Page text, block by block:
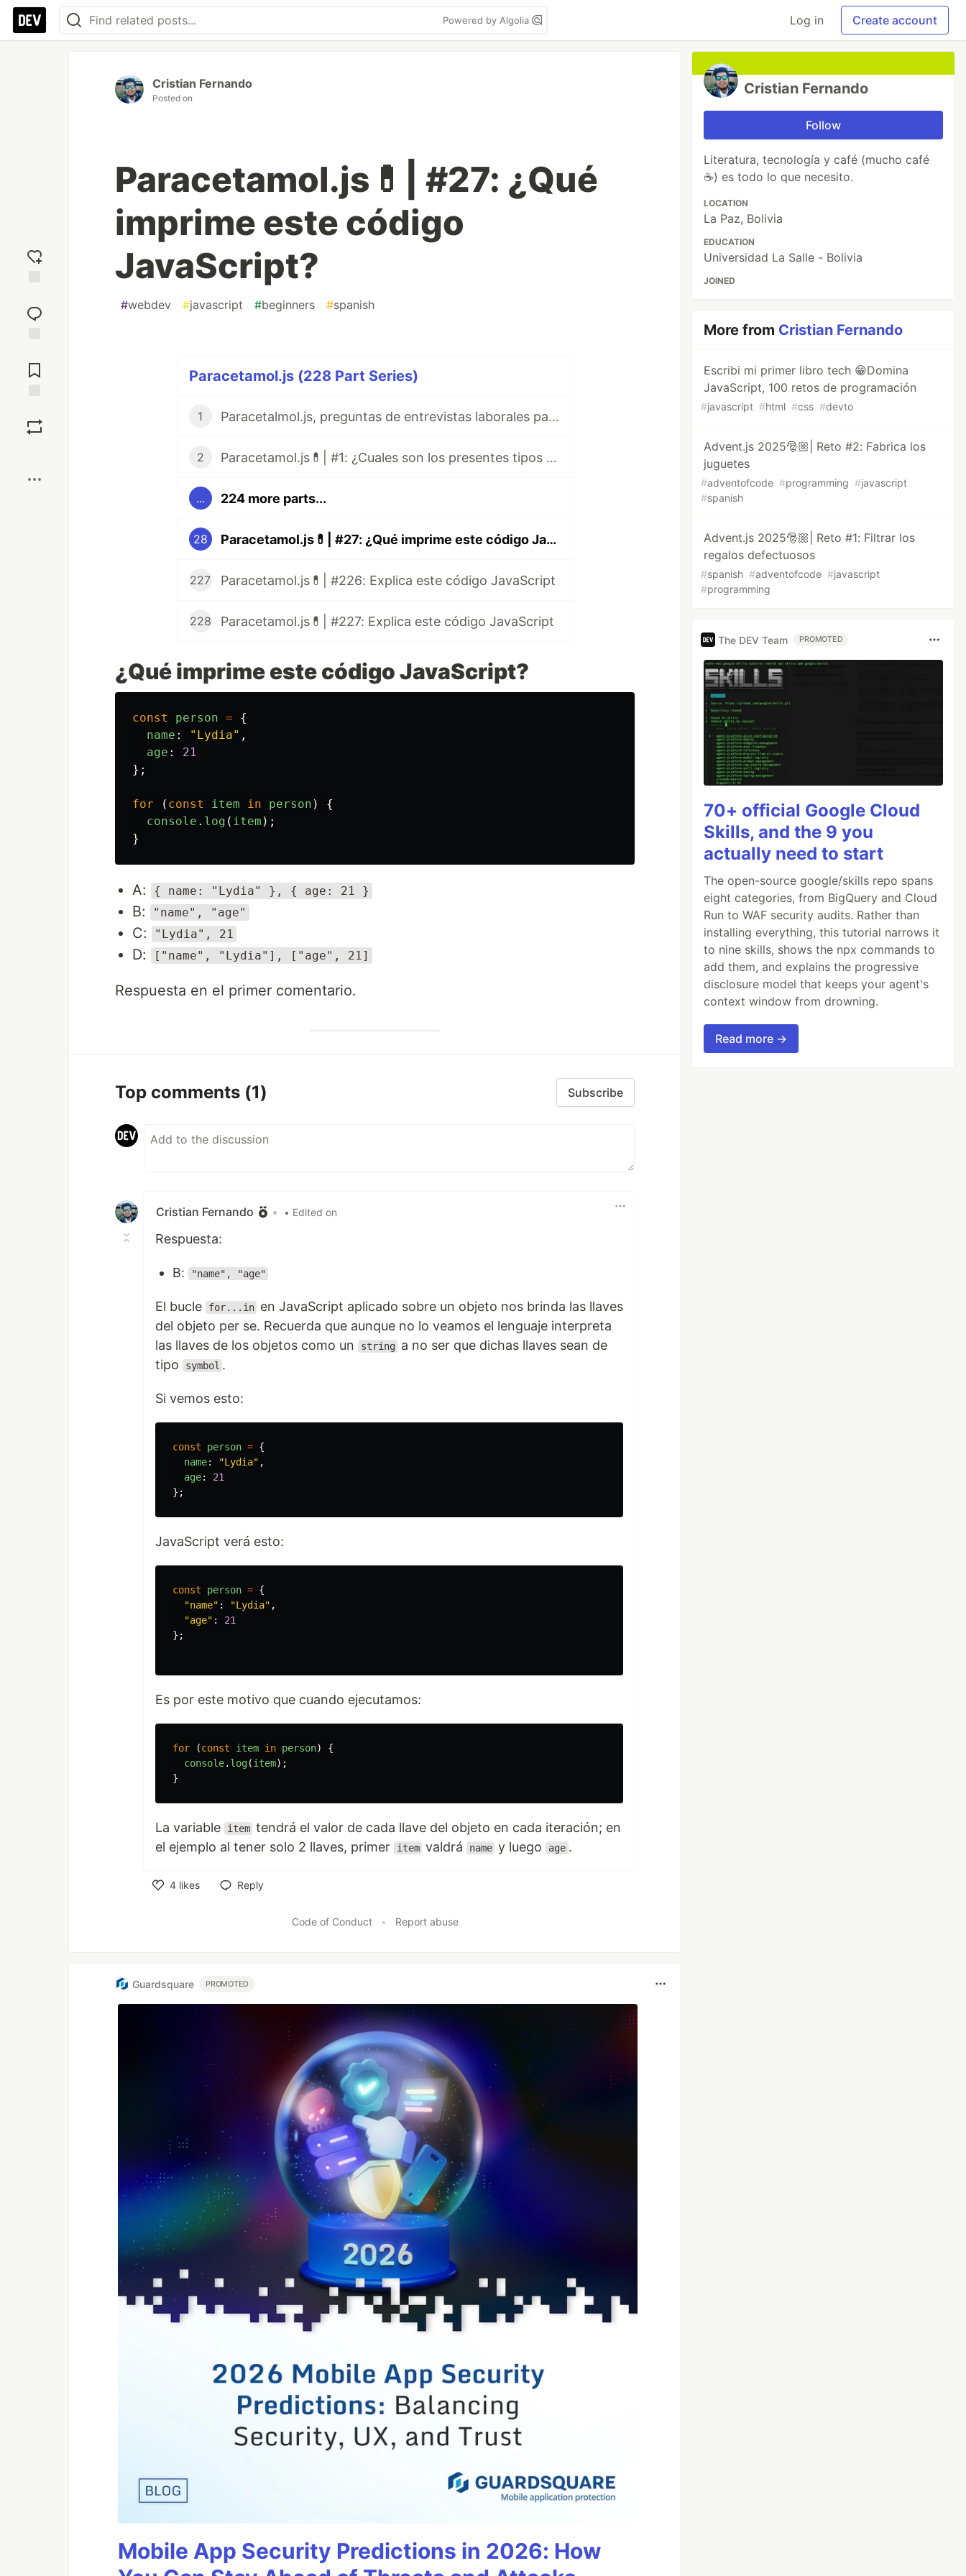
Powered by Algolia Log in Create account
reaction
Comments
Cristian Fernando
Posted on
Paracetamol.js💊| #27: ¿Qué
imprime este código
JavaScript?
#webdev #javascript #beginners #spanish
Paracetamol.js (228 Part Series)
1 Paracetalmol.js, preguntas de entrevistas laborales para JavaScript en Español 😎
2 Paracetamol.js💊| #1: ¿Cuales son los presentes tipos de datos de JavaScript?
... 224 more parts...
28 Paracetamol.js💊| #27: ¿Qué imprime este código JavaScript?
227 Paracetamol.js💊| #226: Explica este código JavaScript
228 Paracetamol.js💊| #227: Explica este código JavaScript
¿Qué imprime este código JavaScript?
const person =
{
name : " Lydia" ,
age :
21
};
for ( const item in person )
{
console . log ( item );
}
A: { name: "Lydia" }, { age: 21 }
B: "name", "age"
C: "Lydia", 21
D: ["name", "Lydia"], ["age", 21]
Respuesta en el primer comentario.
Top comments (1) Subscribe
Cristian Fernando • • Edited on
Respuesta:
B: "name", "age"
El bucle for...in en JavaScript aplicado sobre un objeto nos brinda las llaves
del objeto per se. Recuerda que aunque no lo veamos el lenguaje interpreta
las llaves de los objetos como un
string
a no ser que dichas llaves sean de
tipo
symbol .
Si vemos esto:
const person = {
name: "Lydia" ,
age:
21
};
JavaScript verá esto:
const person = {
"name" : "Lydia" ,
"age" :
21
};
Es por este motivo que cuando ejecutamos:
for (const item in person)
{
console. log(item);
}
La variable item tendrá el valor de cada llave del objeto en cada iteración; en
el ejemplo al tener solo 2 llaves, primer
item valdrá name y luego age .
4 likes
Reply
Code of Conduct • Report abuse
Guardsquare PROMOTED
Mobile App Security Predictions in 2026: How
Cristian Fernando
Follow
Literatura, tecnología y café (mucho café
☕) es todo lo que necesito.
LOCATION
La Paz, Bolivia
EDUCATION
Universidad La Salle - Bolivia
JOINED
More from Cristian Fernando
Escribi mi primer libro tech 😁Domina
JavaScript, 100 retos de programación
#javascript #html #css #devto
Advent.js 2025🎅🏼| Reto #2: Fabrica los
juguetes
#adventofcode #programming #javascript
#spanish
Advent.js 2025🎅🏼| Reto #1: Filtrar los
regalos defectuosos
#spanish #adventofcode #javascript
#programming
The DEV Team PROMOTED
70+ official Google Cloud
Skills, and the 9 you
actually need to start
The open-source google/skills repo spans
eight categories, from BigQuery and Cloud
Run to WAF security audits. Rather than
installing everything, this tutorial narrows it
to nine skills, shows the npx commands to
add them, and explains the progressive
disclosure model that keeps your agent's
context window from drowning.
Read more →